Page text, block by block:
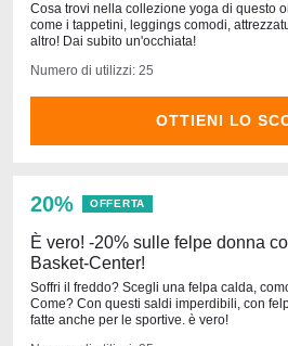
Cosa trovi nella collezione yoga di questo
come i tappetini, leggings comodi,
altro! Dai subito un'occhiata!
Numero di utilizzi: 25
OTTIENI LO
20% OFFERTA
È vero! -20% sulle felpe donna
Basket-Center!
Soffri il freddo? Scegli una felpa calda,
Come? Con questi saldi imperdibili, con
fatte anche per le sportive. è vero!